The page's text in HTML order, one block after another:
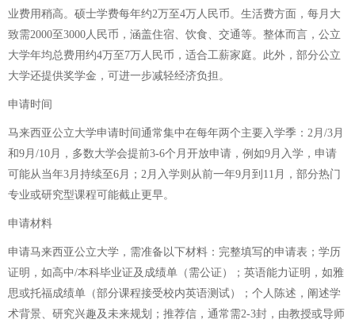
业费用稍高。硕士学费每年约2万至4万人民币。生活费方面，每月大
致需2000至3000人民币，涵盖住宿、饮食、交通等。整体而言，公立
大学年均总费用约4万至7万人民币，适合工薪家庭。此外，部分公立
大学还提供奖学金，可进一步减轻经济负担。
申请时间
马来西亚公立大学申请时间通常集中在每年两个主要入学季：2月/3月
和9月/10月，多数大学会提前3-6个月开放申请，例如9月入学，申请
可能从当年3月持续至6月；2月入学则从前一年9月到11月，部分热门
专业或研究型课程可能截止更早。
申请材料
申请马来西亚公立大学，需准备以下材料：完整填写的申请表；学历
证明，如高中/本科毕业证及成绩单（需公证）；英语能力证明，如雅
思或托福成绩单（部分课程接受校内英语测试）；个人陈述，阐述学
术背景、研究兴趣及未来规划；推荐信，通常需2-3封，由教授或导师